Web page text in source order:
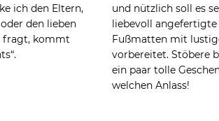
ich den Eltern,
den lieben
fragt, kommt
und nützlich soll es
liebevoll angefertigte
Fußmatten mit
vorbereitet. Stöbere
ein paar tolle
welchen Anlass!